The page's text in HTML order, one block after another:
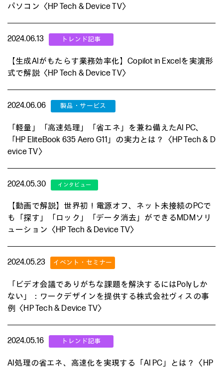
パソコン〈HP Tech & Device TV〉
2024.06.13
【生成AIがもたらす業務効率化】Copilot in Excelを実演形
式で解説〈HP Tech & Device TV〉
2024.06.06
「軽量」「高速処理」「省エネ」を兼ね備えたAI PC、
「HP EliteBook 635 Aero G11」の実力とは？〈HP Tech & D
evice TV〉
2024.05.30
【動画で解説】世界初！電源オフ、ネット未接続のPCで
も「探す」「ロック」「データ消去」ができるMDMソリ
ューション〈HP Tech & Device TV〉
2024.05.23
「ビデオ会議でありがちな課題を解決するにはPolyしか
ない」：ワークデザインを提供する株式会社ヴィスの事
例〈HP Tech & Device TV〉
2024.05.16
AI処理の省エネ、高速化を実現する「AI PC」とは？〈HP